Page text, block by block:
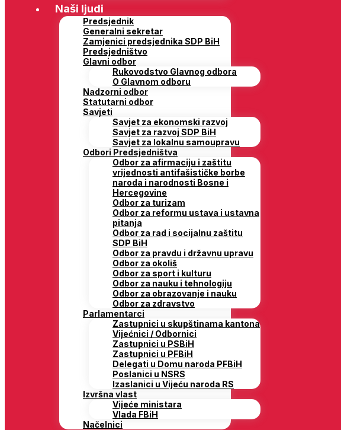
Naši ljudi
Predsjednik
Generalni sekretar
Zamjenici predsjednika SDP BiH
Predsjedništvo
Glavni odbor
Rukovodstvo Glavnog odbora
O Glavnom odboru
Nadzorni odbor
Statutarni odbor
Savjeti
Savjet za ekonomski razvoj
Savjet za razvoj SDP BiH
Savjet za lokalnu samoupravu
Odbori Predsjedništva
Odbor za afirmaciju i zaštitu
vrijednosti antifašističke borbe
naroda i narodnosti Bosne i
Hercegovine
Odbor za turizam
Odbor za reformu ustava i ustavna
pitanja
Odbor za rad i socijalnu zaštitu
SDP BiH
Odbor za pravdu i državnu upravu
Odbor za okoliš
Odbor za sport i kulturu
Odbor za nauku i tehnologiju
Odbor za obrazovanje i nauku
Odbor za zdravstvo
Parlamentarci
Zastupnici u skupštinama kantona
Vijećnici / Odbornici
Zastupnici u PSBiH
Zastupnici u PFBiH
Delegati u Domu naroda PFBiH
Poslanici u NSRS
Izaslanici u Vijeću naroda RS
Izvršna vlast
Vijeće ministara
Vlada FBiH
Načelnici